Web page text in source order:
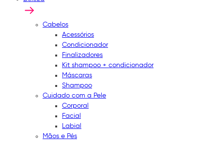
Cabelos
Acessórios
Condicionador
Finalizadores
Kit shampoo + condicionador
Máscaras
Shampoo
Cuidado com a Pele
Corporal
Facial
Labial
Mãos e Pés